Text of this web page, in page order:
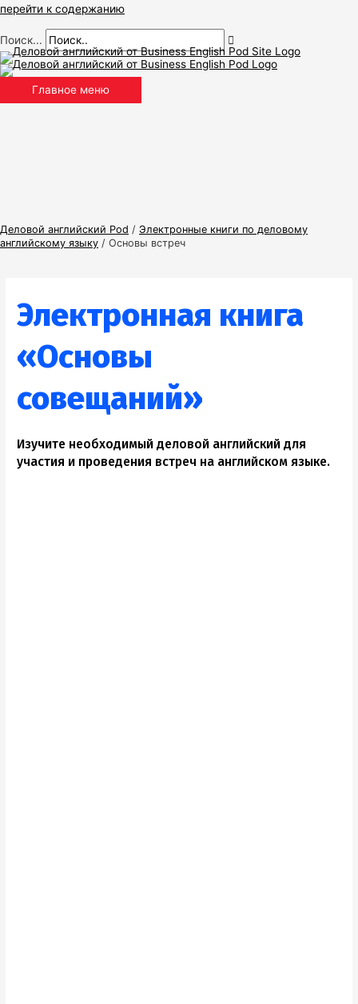
перейти к содержанию
Поиск...
Главное меню
Деловой английский Pod / Электронные книги по деловому
английскому языку / Основы встреч
Электронная книга
«Основы
совещаний»
Изучите необходимый деловой английский для
участия и проведения встреч на английском языке.